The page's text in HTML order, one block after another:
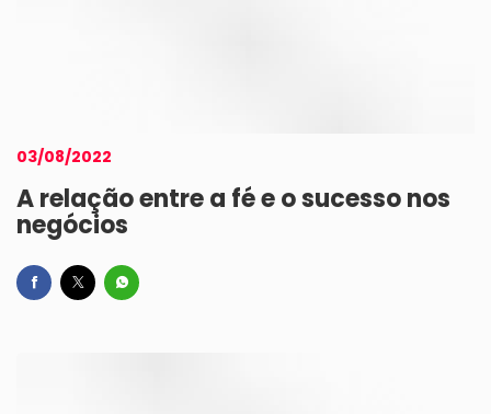
03/08/2022
A relação entre a fé e o sucesso nos
negócios